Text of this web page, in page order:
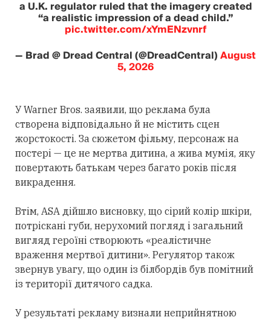
a U.K. regulator ruled that the imagery created
“a realistic impression of a dead child.”
pic.twitter.com/xYmENzvnrf
— Brad @ Dread Central (@DreadCentral)August
5, 2026
У Warner Bros. заявили, що реклама була
створена відповідально й не містить сцен
жорстокості. За сюжетом фільму, персонаж на
постері — це не мертва дитина, а жива мумія, яку
повертають батькам через багато років після
викрадення.
Втім, ASA дійшло висновку, що сірий колір шкіри,
потріскані губи, нерухомий погляд і загальний
вигляд героїні створюють «реалістичне
враження мертвої дитини». Регулятор також
звернув увагу, що один із білбордів був помітний
із території дитячого садка.
У результаті рекламу визнали неприйнятною